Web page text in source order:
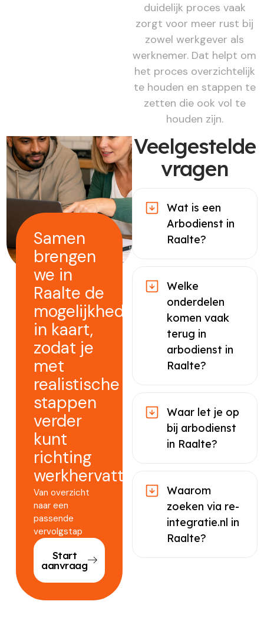
duidelijk proces vaak
zorgt voor meer rust bij
zowel werkgever als
werknemer. Dat helpt om
het proces overzichtelijk
te houden en stappen te
zetten die ook vol te
houden zijn.
Samen
brengen
we in
Raalte de
mogelijkheden
in kaart,
zodat je
met
realistische
stappen
verder
kunt
richting
werkhervatting.
Van overzicht
naar een
passende
vervolgstap
Start
aanvraag
Veelgestelde
vragen
Wat is een
Arbodienst in
Raalte?
Welke
onderdelen
komen vaak
terug in
arbodienst in
Raalte?
Waar let je op
bij arbodienst
in Raalte?
Waarom
zoeken via re-
integratie.nl in
Raalte?